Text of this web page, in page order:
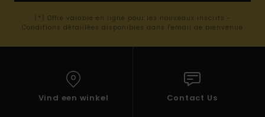
(*) Offre valable en ligne pour les nouveaux inscrits -
Conditions détaillées disponibles dans l'email de bienvenue
Vind een winkel Contact Us